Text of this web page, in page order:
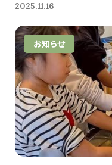
2025.11.16
お知らせ